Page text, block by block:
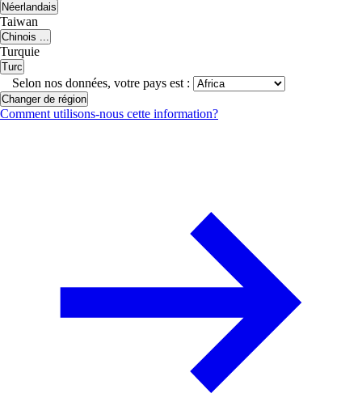
Néerlandais
Taiwan
Chinois ...
Turquie
Turc
Selon nos données, votre pays est :
Changer de région
Comment utilisons-nous cette information?